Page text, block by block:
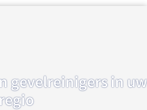
gevelreinigers in uw
regio